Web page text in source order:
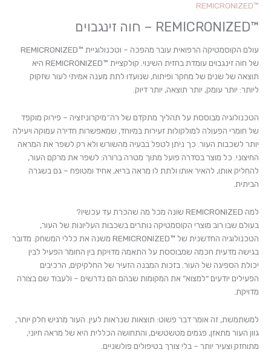
™REMICRONIZED
™REMICRONIZED – חוה זינגבוים
עולם הקוסמטיקה הרפואית עובר מהפכה – וטכנולוגיית ™REMICRONIZED
של חוה זינגבוים עומדת בחזית השינוי. קולקציית ™REMICRONIZED היא
תוצאה של שנים של מחקר ופיתוח, שנועדו לתת מענה אמיתי לעור שזקוק
ליותר: יותר עומק, יותר תוצאה, יותר דיוק.
הטכנולוגיה מבוססת על תהליך מתקדם של רה־מיקרוניזציה – פירוק מוקפד
של חומרי הפעולה למולקולות זעירות במיוחד, שמאפשרות חדירה עמוקה ויעילה
יותר לשכבות העור. כך ניתן לטפל בבעיה מהשורש ולא רק לשפר את המראה
החיצוני. כל מוצר בסדרה פועל מתוך מטרה ברורה: לשפר את מרקם העור,
להחליק אותו, להאיר אותו ולתת לו מראה בריא, אחיד ומטופח – גם בשגרה
הביתית.
למה REMICRONIZED שונה מכל מה שהכרת עד עכשיו?
בעולם שבו רוב מוצרי הקוסמטיקה נותרים בשכבות העליונות של העור,
הטכנולוגיה החדשנית של ™REMICRONIZED משנה את כללי המשחק. מדובר
בגישה מדעית חכמה שמבוססת על התאמה מדויקת בין החומר הפעיל לבין
יכולת הספיגה של העור. בזכות המבנה הזעיר של החלקיקים, הרכיבים
הפעילים יודעים “למצוא” את המקומות שבהם הם נדרשים – ולעבוד שם בצורה
מדויקת.
למשתמשת, זה אומר דבר פשוט: תוצאות שנראות לעין. העור מרגיש חלק יותר,
גוון העור מתאזן, פגמים מטשטשים, והתחושה הכללית היא של מראה חיוני,
מתוחזק וצעיר יותר – בלי צורך בטיפולים פולשניים.